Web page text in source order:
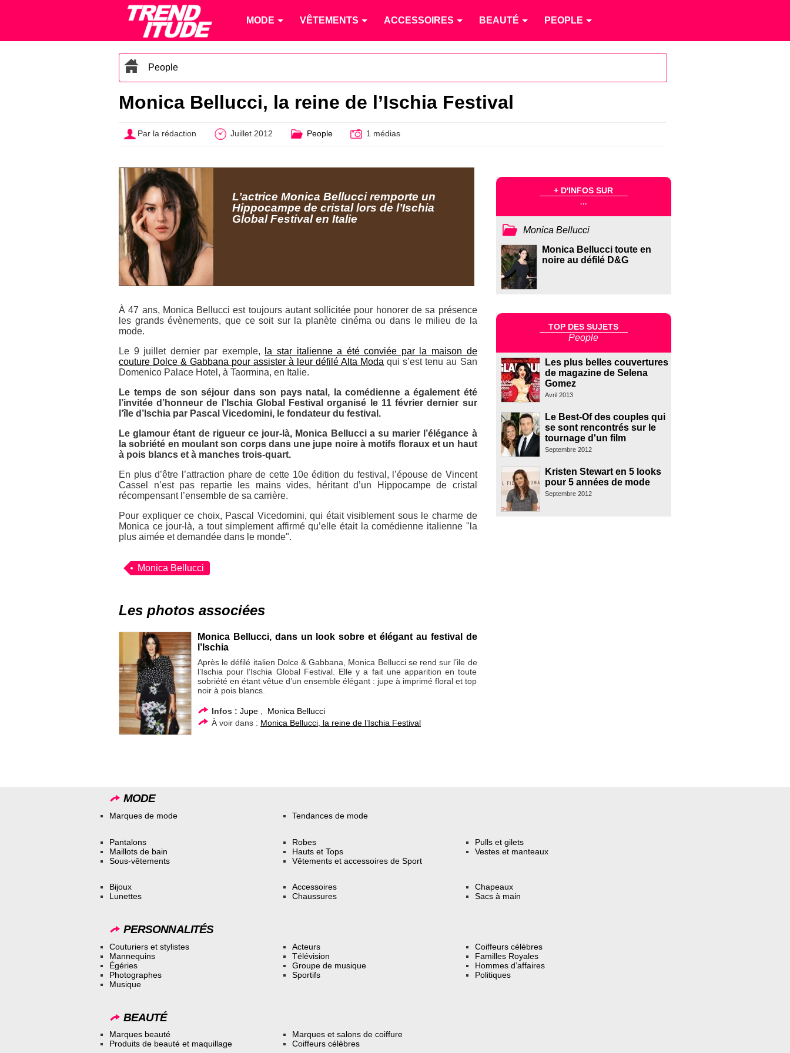
MODE VÊTEMENTS ACCESSOIRES BEAUTÉ PEOPLE
People
Monica Bellucci, la reine de l’Ischia Festival
Par la rédaction Juillet 2012 People 1 médias
L’actrice Monica Bellucci remporte un
Hippocampe de cristal lors de l’Ischia
Global Festival en Italie
À 47 ans, Monica Bellucci est toujours autant sollicitée pour honorer de sa présence
les grands évènements, que ce soit sur la planète cinéma ou dans le milieu de la
mode.
Le 9 juillet dernier par exemple,
la star italienne a été conviée par la maison de
couture Dolce & Gabbana pour assister à leur défiléAlta Moda qui s’est tenu au San
Domenico Palace Hotel, à Taormina, en Italie.
Le temps de son séjour dans son pays natal, la comédienne a également été
l’invitée d’honneur de l’Ischia Global Festival organisé le 11 février dernier sur
l’île d’Ischia par Pascal Vicedomini, le fondateur du festival.
Le glamour étant de rigueur ce jour-là, Monica Bellucci a su marier l’élégance à
la sobriété en moulant son corps dans une jupe noire à motifs floraux et un haut
à pois blancs et à manches trois-quart.
En plus d’être l’attraction phare de cette 10e édition du festival, l’épouse de Vincent
Cassel n’est pas repartie les mains vides, héritant d’un Hippocampe de cristal
récompensant l’ensemble de sa carrière.
Pour expliquer ce choix, Pascal Vicedomini, qui était visiblement sous le charme de
Monica ce jour-là, a tout simplement affirmé qu’elle était la comédienne italienne "la
plus aimée et demandée dans le monde".
Monica Bellucci
Les photos associées
Monica Bellucci, dans un look sobre et élégant au festival de
l’Ischia
Après le défilé italien Dolce & Gabbana, Monica Bellucci se rend sur l’ile de
l’Ischia pour l’Ischia Global Festival. Elle y a fait une apparition en toute
sobriété en étant vêtue d’un ensemble élégant : jupe à imprimé floral et top
noir à pois blancs.
Infos : Jupe
Monica Bellucci
À voir dans : Monica Bellucci, la reine de l’Ischia Festival
+ D'INFOS SUR
...
Monica Bellucci
Monica Bellucci toute en
noire au défilé D&G
TOP DES SUJETS
People
Les plus belles couvertures
de magazine de Selena
Gomez
Avril 2013
Le Best-Of des couples qui
se sont rencontrés sur le
tournage d'un film
Septembre 2012
Kristen Stewart en 5 looks
pour 5 années de mode
Septembre 2012
MODE
Marques de mode Tendances de mode
Pantalons
Maillots de bain
Sous-vêtements
Robes
Hauts et Tops
Vêtements et accessoires de Sport
Pulls et gilets
Vestes et manteaux
Bijoux
Lunettes
Accessoires
Chaussures
Chapeaux
Sacs à main
PERSONNALITÉS
Couturiers et stylistes
Mannequins
Égéries
Photographes
Musique
Acteurs
Télévision
Groupe de musique
Sportifs
Coiffeurs célèbres
Familles Royales
Hommes d’affaires
Politiques
BEAUTÉ
Marques beauté
Produits de beauté et maquillage
Marques et salons de coiffure
Coiffeurs célèbres